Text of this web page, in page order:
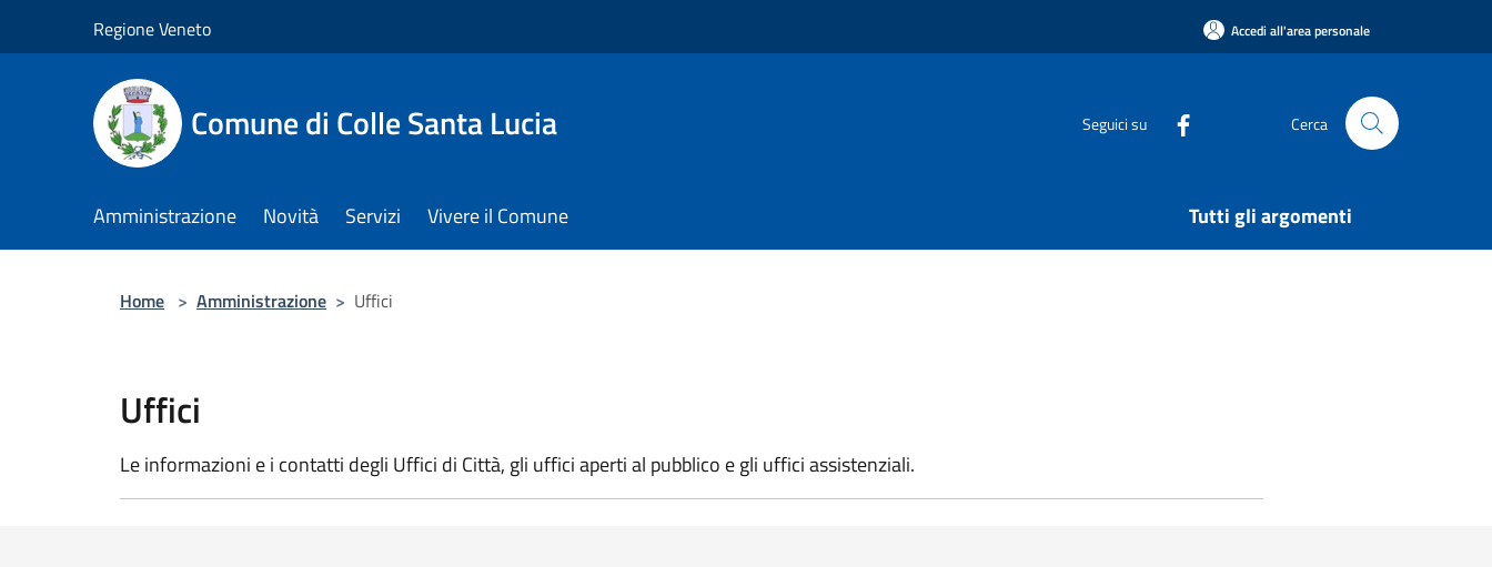
Regione Veneto Accedi all'area personale
Comune di Colle Santa Lucia Seguici su Cerca
Amministrazione Novità Servizi Vivere il Comune Tutti gli argomenti
Home > Amministrazione > Uffici
Uffici
Le informazioni e i contatti degli Uffici di Città, gli uffici aperti al pubblico e gli uffici assistenziali.